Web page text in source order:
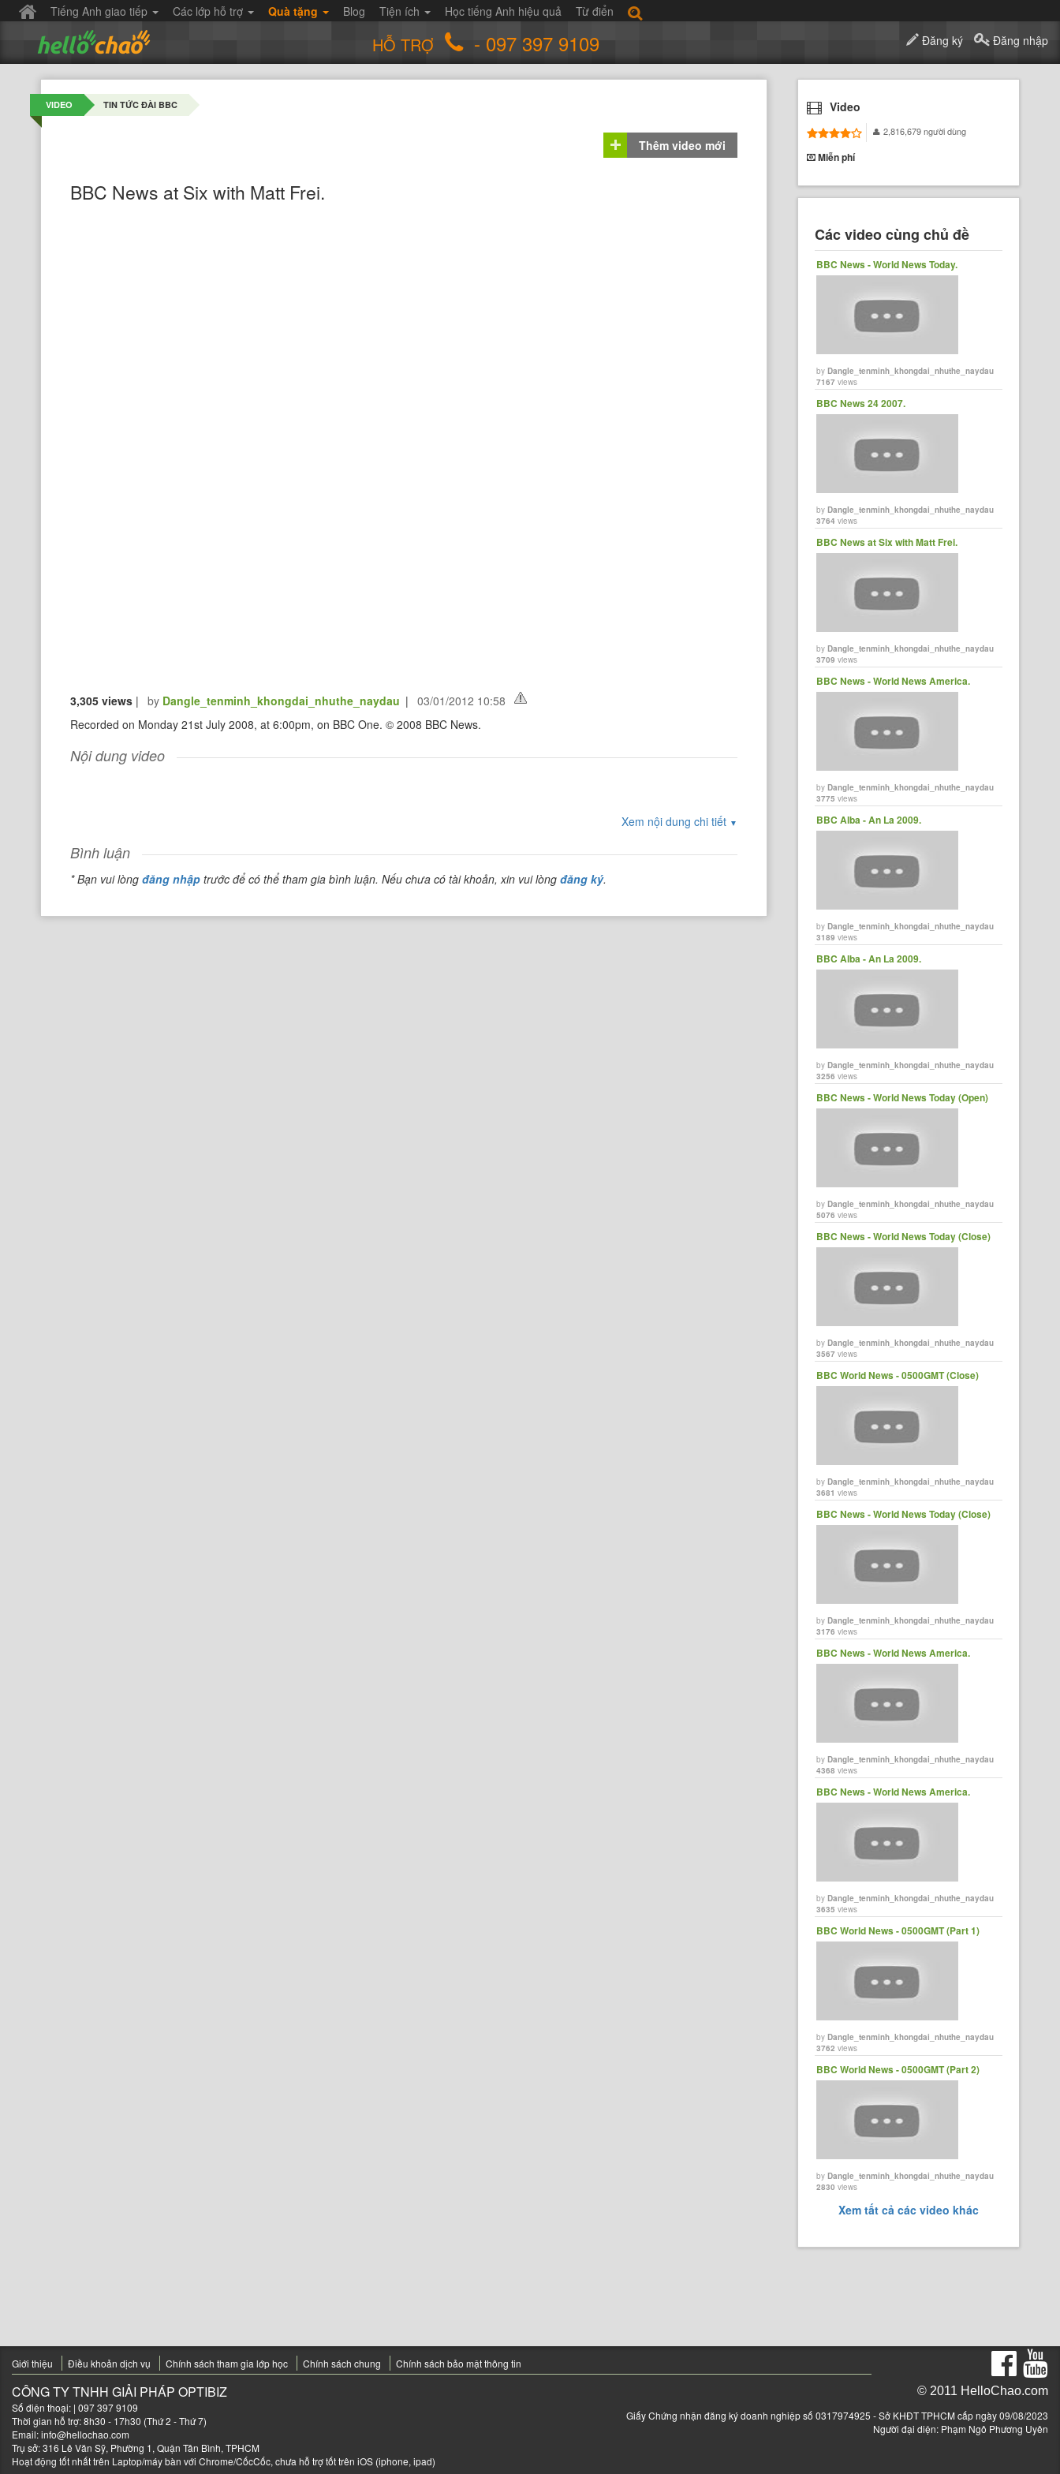
Tiếng Anh giao tiếp Các lớp hỗ trợ Quà tặng Blog Tiện ích Học tiếng Anh hiệu quả Từ điển
HỖ TRỢ - 097 397 9109 Đăng ký Đăng nhập
VIDEO TIN TỨC ĐÀI BBC
Thêm video mới
BBC News at Six with Matt Frei.
3,305 views | by Dangle_tenminh_khongdai_nhuthe_naydau |
03/01/2012 10:58
Recorded on Monday 21st July 2008, at 6:00pm, on BBC One. © 2008 BBC News.
Nội dung video
Xem nội dung chi tiết ▼
Bình luận
* Bạn vui lòngđăng nhập trước để có thể tham gia bình luận. Nếu chưa có tài khoản, xin vui lòngđăng ký.
Video
2,816,679 người dùng
Miễn phí
Các video cùng chủ đề
BBC News - World News Today.
byDangle_tenminh_khongdai_nhuthe_naydau
7167 views
BBC News 24 2007.
byDangle_tenminh_khongdai_nhuthe_naydau
3764 views
BBC News at Six with Matt Frei.
byDangle_tenminh_khongdai_nhuthe_naydau
3709 views
BBC News - World News America.
byDangle_tenminh_khongdai_nhuthe_naydau
3775 views
BBC Alba - An La 2009.
byDangle_tenminh_khongdai_nhuthe_naydau
3189 views
BBC Alba - An La 2009.
byDangle_tenminh_khongdai_nhuthe_naydau
3256 views
BBC News - World News Today (Open)
byDangle_tenminh_khongdai_nhuthe_naydau
5076 views
BBC News - World News Today (Close)
byDangle_tenminh_khongdai_nhuthe_naydau
3567 views
BBC World News - 0500GMT (Close)
byDangle_tenminh_khongdai_nhuthe_naydau
3681 views
BBC News - World News Today (Close)
byDangle_tenminh_khongdai_nhuthe_naydau
3176 views
BBC News - World News America.
byDangle_tenminh_khongdai_nhuthe_naydau
4368 views
BBC News - World News America.
byDangle_tenminh_khongdai_nhuthe_naydau
3635 views
BBC World News - 0500GMT (Part 1)
byDangle_tenminh_khongdai_nhuthe_naydau
3762 views
BBC World News - 0500GMT (Part 2)
byDangle_tenminh_khongdai_nhuthe_naydau
2830 views
Xem tất cả các video khác
Giới thiệu Điều khoản dịch vụ Chính sách tham gia lớp học Chính sách chung Chính sách bảo mật thông tin
CÔNG TY TNHH GIẢI PHÁP OPTIBIZ
Số điện thoại: | 097 397 9109
Thời gian hỗ trợ: 8h30 - 17h30 (Thứ 2 - Thứ 7)
Email:info@hellochao.com
Trụ sở: 316 Lê Văn Sỹ, Phường 1, Quận Tân Bình, TPHCM
Hoạt động tốt nhất trên Laptop/máy bàn với Chrome/CốcCốc, chưa hỗ trợ tốt trên iOS (iphone, ipad)
© 2011 HelloChao.com
Giấy Chứng nhận đăng ký doanh nghiệp số 0317974925 - Sở KHĐT TPHCM cấp ngày 09/08/2023
Người đại diện: Phạm Ngô Phương Uyên